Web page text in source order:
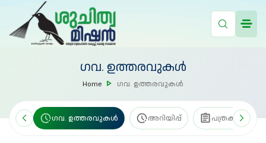
ഗവ. ഉത്തരവുകൾ
Home ഗവ. ഉത്തരവുകൾ
ഗവ. ഉത്തരവുകൾ അറിയിപ്പ് പത്രക്കുറിപ്പ്